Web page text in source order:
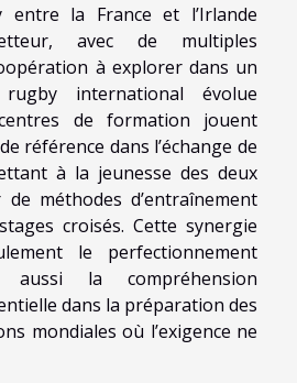
entre la France et l’Irlande
avec de multiples
à explorer dans un
international évolue
de formation jouent
référence dans l’échange de
à la jeunesse des deux
méthodes d’entraînement
croisés. Cette synergie
le perfectionnement
aussi la compréhension
dans la préparation des
mondiales où l’exigence ne